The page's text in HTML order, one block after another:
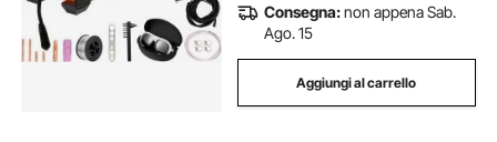
Consegna:non appena Sab.
Ago. 15
Aggiungi al carrello